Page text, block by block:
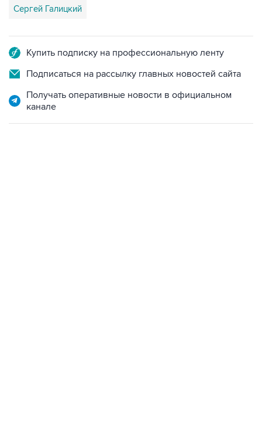
Сергей Галицкий
Купить подписку на профессиональную ленту
Подписаться на рассылку главных новостей сайта
Получать оперативные новости в официальном
канале